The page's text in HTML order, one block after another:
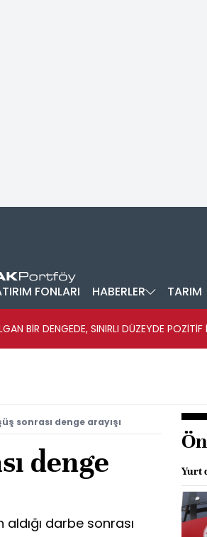
FONLARI HABERLER TARIM
BİR DENGEDE, SINIRLI DÜZEYDE
sonrası denge arayışı
denge
aldığı darbe sonrası
Yurt